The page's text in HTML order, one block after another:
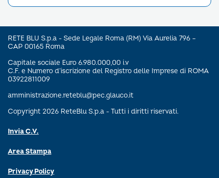
RETE BLU S.p.a - Sede Legale Roma (RM) Via Aurelia 796 –
CAP 00165 Roma
Capitale sociale Euro 6.980.000,00 i.v
C.F. e Numero d’iscrizione del Registro delle Imprese di ROMA
03922811009
amministrazione.reteblu@pec.glauco.it
Copyright 2026 ReteBlu S.p.a - Tutti i diritti riservati.
Invia C.V.
Area Stampa
Privacy Policy